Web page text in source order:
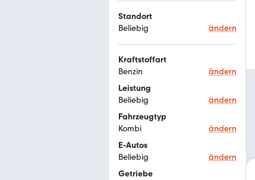
Standort
Beliebig
ändern
Kraftstoffart
Benzin
ändern
Leistung
Beliebig
ändern
Fahrzeugtyp
Kombi
ändern
E-Autos
Beliebig
ändern
Getriebe